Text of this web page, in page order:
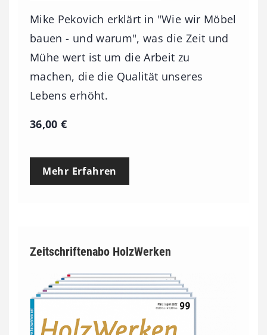
Mike Pekovich erklärt in "Wie wir Möbel
bauen - und warum", was die Zeit und
Mühe wert ist um die Arbeit zu
machen, die die Qualität unseres
Lebens erhöht.
36,00€
Mehr Erfahren
Zeitschriftenabo HolzWerken